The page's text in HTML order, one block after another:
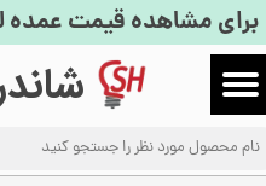
حساب کاربری من
تغییر گذر واژه
سفارشات
برای مشاهده قیمت عمده